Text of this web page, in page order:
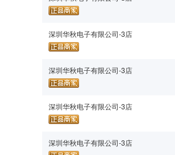
深圳华秋电子有限公司-3店
深圳华秋电子有限公司-3店
深圳华秋电子有限公司-3店
深圳华秋电子有限公司-3店